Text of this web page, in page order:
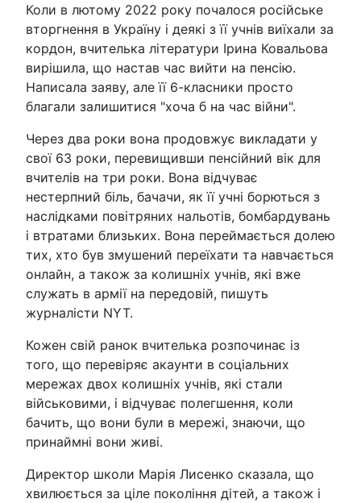
Коли в лютому 2022 року почалося російське
вторгнення в Україну і деякі з її учнів виїхали за
кордон, вчителька літератури Ірина Ковальова
вирішила, що настав час вийти на пенсію.
Написала заяву, але її 6-класники просто
благали залишитися "хоча б на час війни".
Через два роки вона продовжує викладати у
свої 63 роки, перевищивши пенсійний вік для
вчителів на три роки. Вона відчуває
нестерпний біль, бачачи, як її учні борються з
наслідками повітряних нальотів, бомбардувань
і втратами близьких. Вона переймається долею
тих, хто був змушений переїхати та навчається
онлайн, а також за колишніх учнів, які вже
служать в армії на передовій, пишуть
журналісти NYT.
Кожен свій ранок вчителька розпочинає із
того, що перевіряє акаунти в соціальних
мережах двох колишніх учнів, які стали
військовими, і відчуває полегшення, коли
бачить, що вони були в мережі, знаючи, що
принаймні вони живі.
Директор школи Марія Лисенко сказала, що
хвилюється за ціле покоління дітей, а також і